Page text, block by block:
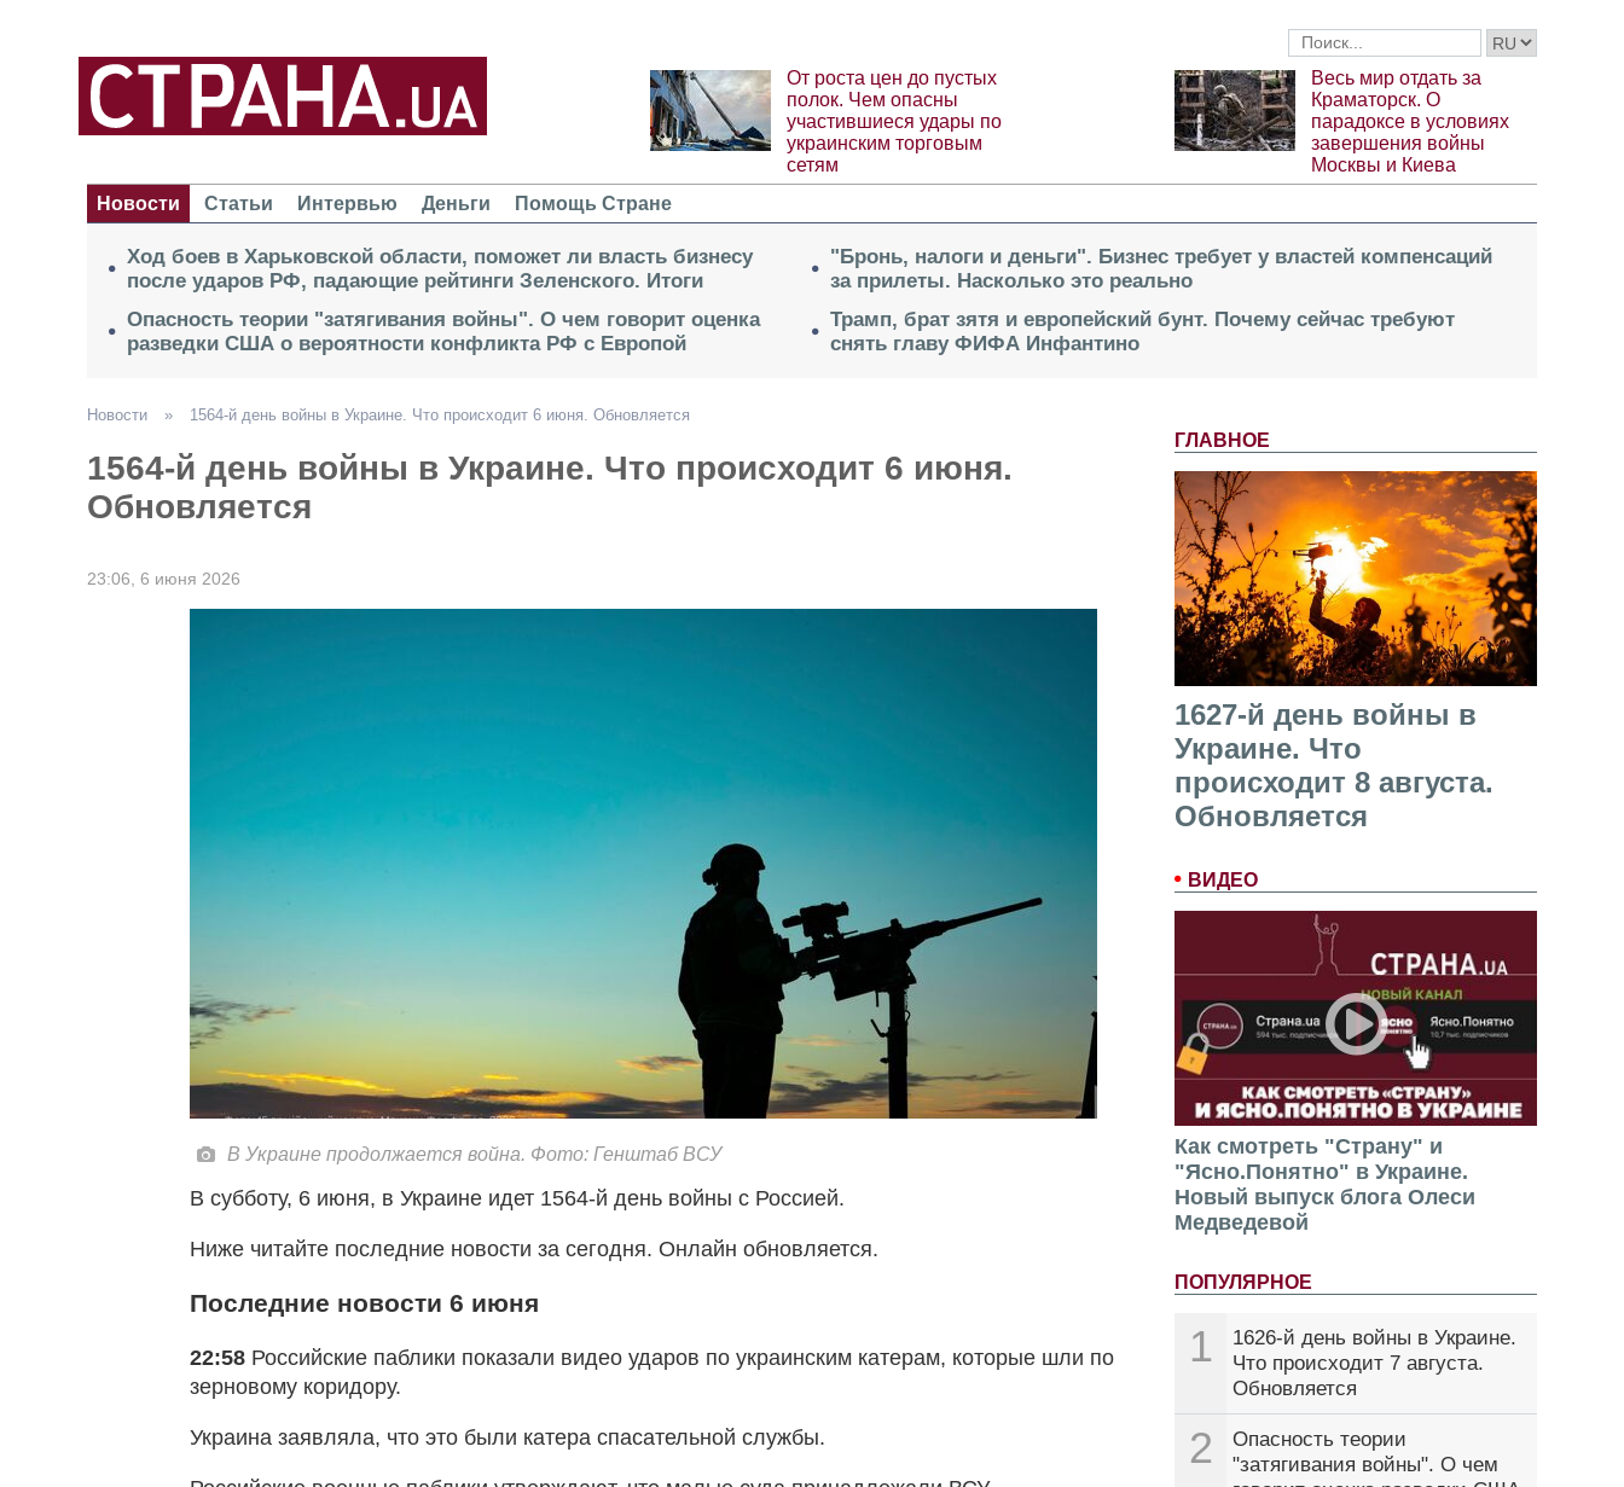
От роста цен до пустых
полок. Чем опасны
участившиеся удары по
украинским торговым
сетям
Весь мир отдать за
Краматорск. О
парадоксе в условиях
завершения войны
Москвы и Киева
Новости
Статьи Интервью Деньги Помощь Стране
Ход боев в Харьковской области, поможет ли власть бизнесу
после ударов РФ, падающие рейтинги Зеленского. Итоги
Опасность теории "затягивания войны". О чем говорит оценка
разведки США о вероятности конфликта РФ с Европой
"Бронь, налоги и деньги". Бизнес требует у властей компенсаций
за прилеты. Насколько это реально
Трамп, брат зятя и европейский бунт. Почему сейчас требуют
снять главу ФИФА Инфантино
ГЛАВНОЕ
1627-й день войны в
Украине. Что
происходит 8 августа.
Обновляется
ВИДЕО
Как смотреть "Страну" и
"Ясно.Понятно" в Украине.
Новый выпуск блога Олеси
Медведевой
ПОПУЛЯРНОЕ
1
1626-й день войны в Украине.
Что происходит 7 августа.
Обновляется
2
Опасность теории
"затягивания войны". О чем
Новости » 1564-й день войны в Украине. Что происходит 6 июня. Обновляется
1564-й день войны в Украине. Что происходит 6 июня.
Обновляется
23:06, 6 июня 2026
В Украине продолжается война. Фото: Генштаб ВСУ
В субботу, 6 июня, в Украине идет 1564-й день войны с Россией.
Ниже читайте последние новости за сегодня. Онлайн обновляется.
Последние новости 6 июня
22:58 Российские паблики показали видео ударов по украинским катерам, которые шли по
зерновому коридору.
Украина заявляла, что это были катера спасательной службы.